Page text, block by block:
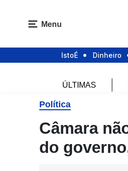
Menu
IstoÉ Dinheiro
ÚLTIMAS
Política
Câmara
do